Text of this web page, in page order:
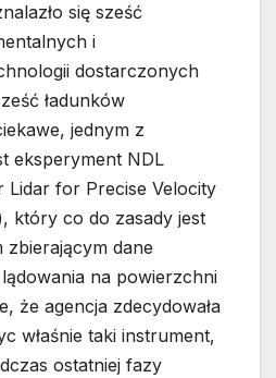
się sześć
i
dostarczonych
ładunków
jednym z
eksperyment NDL
Lidar for Precise Velocity
który co do zasady jest
zbierającym dane
na powierzchni
że agencja zdecydowała
właśnie taki instrument,
ostatniej fazy